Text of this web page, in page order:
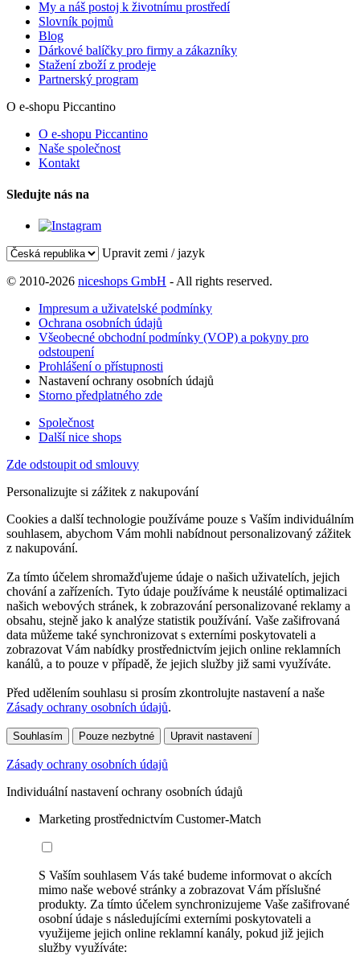
My a náš postoj k životnímu prostředí
Slovník pojmů
Blog
Dárkové balíčky pro firmy a zákazníky
Stažení zboží z prodeje
Partnerský program
O e-shopu Piccantino
O e-shopu Piccantino
Naše společnost
Kontakt
Sledujte nás na
Upravit zemi / jazyk
© 2010-2026 niceshops GmbH - All rights reserved.
Impresum a uživatelské podmínky
Ochrana osobních údajů
Všeobecné obchodní podmínky (VOP) a pokyny pro
odstoupení
Prohlášení o přístupnosti
Nastavení ochrany osobních údajů
Storno předplatného zde
Společnost
Další nice shops
Zde odstoupit od smlouvy
Personalizujte si zážitek z nakupování
Cookies a další technologie používáme pouze s Vaším individuálním
souhlasem, abychom Vám mohli nabídnout personalizovaný zážitek
z nakupování.
Za tímto účelem shromažďujeme údaje o našich uživatelích, jejich
chování a zařízeních. Tyto údaje používáme k neustálé optimalizaci
našich webových stránek, k zobrazování personalizované reklamy a
obsahu, stejně jako k analýze statistik používání. Vaše zašifrovaná
data můžeme také synchronizovat s externími poskytovateli a
zobrazovat Vám nabídky prostřednictvím jejich online reklamních
kanálů, a to pouze v případě, že jejich služby již sami využíváte.
Před udělením souhlasu si prosím zkontrolujte nastavení a naše
Zásady ochrany osobních údajů.
Souhlasím Pouze nezbytné Upravit nastavení
Zásady ochrany osobních údajů
Individuální nastavení ochrany osobních údajů
Marketing prostřednictvím Customer-Match
S Vaším souhlasem Vás také budeme informovat o akcích
mimo naše webové stránky a zobrazovat Vám příslušné
produkty. Za tímto účelem synchronizujeme Vaše zašifrované
osobní údaje s následujícími externími poskytovateli a
využijeme jejich online reklamní kanály, pokud již jejich
služby využíváte: